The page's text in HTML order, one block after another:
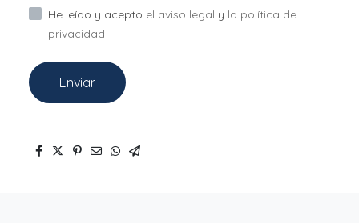
He leído y acepto el aviso legal y la política de
privacidad
Enviar